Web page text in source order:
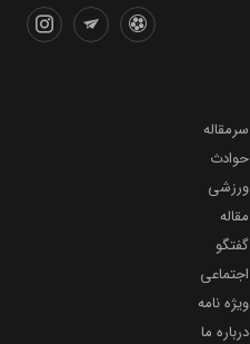
سرمقاله
حوادث
ورزشی
مقاله
گفتگو
اجتماعی
ویژه نامه
درباره ما